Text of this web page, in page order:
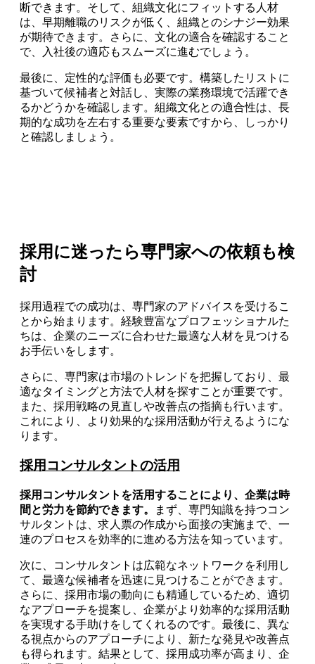
断できます。そして、組織文化にフィットする人材
は、早期離職のリスクが低く、組織とのシナジー効果
が期待できます。さらに、文化の適合を確認すること
で、入社後の適応もスムーズに進むでしょう。
最後に、定性的な評価も必要です。構築したリストに
基づいて候補者と対話し、実際の業務環境で活躍でき
るかどうかを確認します。組織文化との適合性は、長
期的な成功を左右する重要な要素ですから、しっかり
と確認しましょう。
採用に迷ったら専門家への依頼も検
討
採用過程での成功は、専門家のアドバイスを受けるこ
とから始まります。経験豊富なプロフェッショナルた
ちは、企業のニーズに合わせた最適な人材を見つける
お手伝いをします。
さらに、専門家は市場のトレンドを把握しており、最
適なタイミングと方法で人材を探すことが重要です。
また、採用戦略の見直しや改善点の指摘も行います。
これにより、より効果的な採用活動が行えるようにな
ります。
採用コンサルタントの活用
採用コンサルタントを活用することにより、企業は時
間と労力を節約できます。
まず、専門知識を持つコン
サルタントは、求人票の作成から面接の実施まで、一
連のプロセスを効率的に進める方法を知っています。
次に、コンサルタントは広範なネットワークを利用し
て、最適な候補者を迅速に見つけることができます。
さらに、採用市場の動向にも精通しているため、適切
なアプローチを提案し、企業がより効率的な採用活動
を実現する手助けをしてくれるのです。最後に、異な
る視点からのアプローチにより、新たな発見や改善点
も得られます。結果として、採用成功率が高まり、企